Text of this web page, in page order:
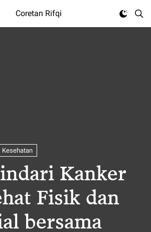
Coretan Rifqi
Kesehatan
Kanker
Fisik dan
bersama